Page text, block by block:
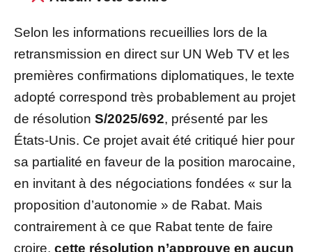
Selon les informations recueillies lors de la
retransmission en direct sur UN Web TV et les
premières confirmations diplomatiques, le texte
adopté correspond très probablement au projet
de résolution S/2025/692, présenté par les
États-Unis. Ce projet avait été critiqué hier pour
sa partialité en faveur de la position marocaine,
en invitant à des négociations fondées « sur la
proposition d’autonomie » de Rabat. Mais
contrairement à ce que Rabat tente de faire
croire, cette résolution n’approuve en aucun